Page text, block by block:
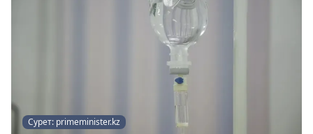
Сурет: primeminister.kz